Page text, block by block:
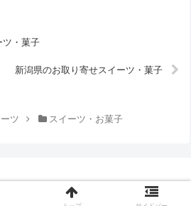
ツ・菓子
新潟県のお取り寄せスイーツ・菓子
ツ スイーツ・お菓子
通販口コミランキング.